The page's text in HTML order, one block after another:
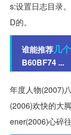
s:设置日志目录
D的。
谁能推荐几个
B60BF74 ...
年度人物(2007)
(2006)欢快的大
ener(2006)心碎